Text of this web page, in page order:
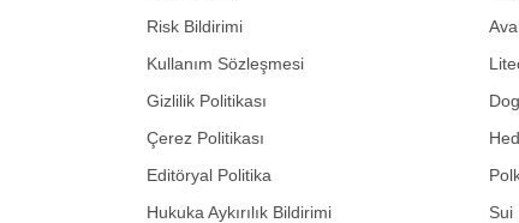
Risk Bildirimi
Kullanım Sözleşmesi
Gizlilik Politikası
Çerez Politikası
Editöryal Politika
Hukuka Aykırılık Bildirimi
Sui